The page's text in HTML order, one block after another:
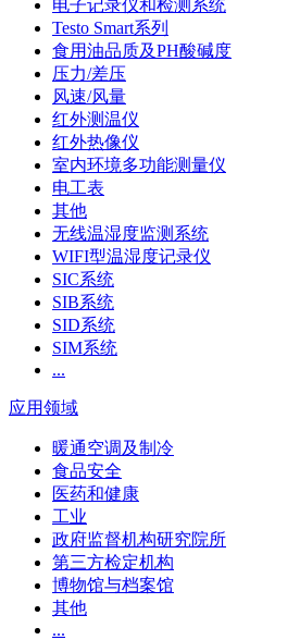
电子记录仪和检测系统
Testo Smart系列
食用油品质及PH酸碱度
压力/差压
风速/风量
红外测温仪
红外热像仪
室内环境多功能测量仪
电工表
其他
无线温湿度监测系统
WIFI型温湿度记录仪
SIC系统
SIB系统
SID系统
SIM系统
...
应用领域
暖通空调及制冷
食品安全
医药和健康
工业
政府监督机构研究院所
第三方检定机构
博物馆与档案馆
其他
...